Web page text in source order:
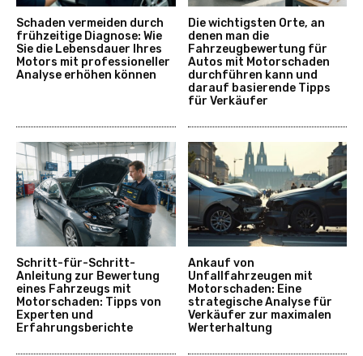
Schaden vermeiden durch
frühzeitige Diagnose: Wie
Sie die Lebensdauer Ihres
Motors mit professioneller
Analyse erhöhen können
Die wichtigsten Orte, an
denen man die
Fahrzeugbewertung für
Autos mit Motorschaden
durchführen kann und
darauf basierende Tipps
für Verkäufer
Schritt-für-Schritt-
Anleitung zur Bewertung
eines Fahrzeugs mit
Motorschaden: Tipps von
Experten und
Erfahrungsberichte
Ankauf von
Unfallfahrzeugen mit
Motorschaden: Eine
strategische Analyse für
Verkäufer zur maximalen
Werterhaltung